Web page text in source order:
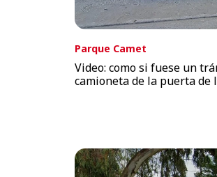
Parque Camet
Video: como si fuese un
camioneta de la puerta de